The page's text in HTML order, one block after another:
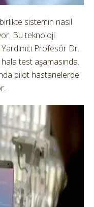
sistemin nasıl
Bu teknoloji
Profesör Dr.
test aşamasında.
pilot hastanelerde